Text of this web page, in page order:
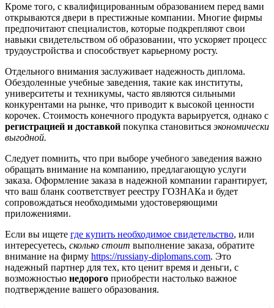
Кроме того, с квалифицированным образованием перед вами
открываются двери в престижные компании. Многие фирмы
предпочитают специалистов, которые подкрепляют свои
навыки свидетельством об образовании, что ускоряет процесс
трудоустройства и способствует карьерному росту.
Отдельного внимания заслуживает надежность диплома.
Обездоленные учебные заведения, такие как институты,
университеты и техникумы, часто являются сильными
конкурентами на рынке, что приводит к высокой ценности
корочек. Стоимость конечного продукта варьируется, однако с
регистрацией и доставкой покупка становиться экономически
выгодной.
Следует помнить, что при выборе учебного заведения важно
обращать внимание на компанию, предлагающую услуги
заказа. Оформление заказа в надежной компании гарантирует,
что ваш бланк соответствует реестру ГОЗНАКа и будет
сопровождаться необходимыми удостоверяющими
приложениями.
Если вы ищете где купить необходимое свидетельство, или
интересуетесь, сколько стоит выполнение заказа, обратите
внимание на фирму https://russiany-diplomans.com. Это
надежный партнер для тех, кто ценит время и деньги, с
возможностью недорого приобрести настолько важное
подтверждение вашего образования.